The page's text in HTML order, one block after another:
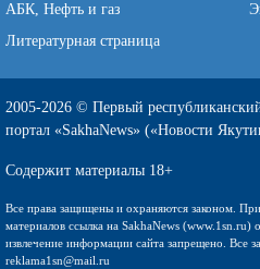
АБК, Нефть и газ
Литературная страница
2005-2026 © Первый
портал «SakhaNews» («Новости
Содержит материалы 18+
Все права защищены и охраняются законом.
материалов ссылка на SakhaNews (www.1sn.ru)
извлечение информации сайта запрещено. Все
reklama1sn@mail.ru